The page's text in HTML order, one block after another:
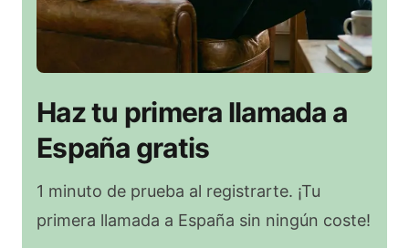
Haz tu primera llamada a
España gratis
1 minuto de prueba al registrarte. ¡Tu
primera llamada a España sin ningún coste!